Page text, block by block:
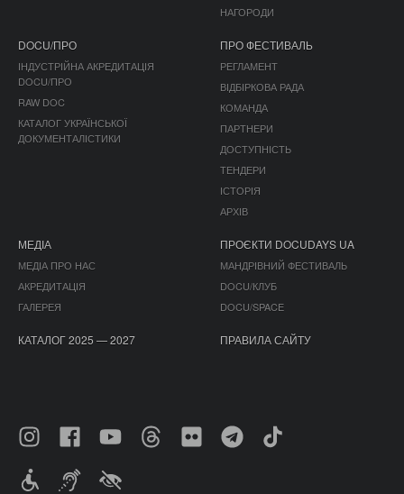
НАГОРОДИ
DOCU/ПРО
ІНДУСТРІЙНА АКРЕДИТАЦІЯ
DOCU/ПРО
RAW DOC
КАТАЛОГ УКРАЇНСЬКОЇ
ДОКУМЕНТАЛІСТИКИ
ПРО ФЕСТИВАЛЬ
РЕГЛАМЕНТ
ВІДБІРКОВА РАДА
КОМАНДА
ПАРТНЕРИ
ДОСТУПНІСТЬ
ТЕНДЕРИ
ІСТОРІЯ
АРХІВ
МЕДІА
МЕДІА ПРО НАС
АКРЕДИТАЦІЯ
ГАЛЕРЕЯ
ПРОЄКТИ DOCUDAYS UA
МАНДРІВНИЙ ФЕСТИВАЛЬ
DOCU/КЛУБ
DOCU/SPACE
КАТАЛОГ 2025 — 2027 ПРАВИЛА САЙТУ